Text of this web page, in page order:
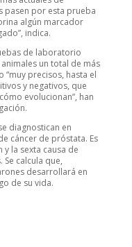
pasen por esta prueba
algún marcador
indica.
de laboratorio
un total de más
“muy precisos, hasta el
y negativos, que
evolucionan”, han
diagnostican en
cáncer de próstata. Es
la sexta causa de
calcula que,
desarrollará en
de su vida.